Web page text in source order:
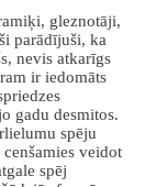
gleznotāji,
parādījuši, ka
nevis atkarīgs
ir iedomāts
gadu desmitos.
spēju
veidot
spēj